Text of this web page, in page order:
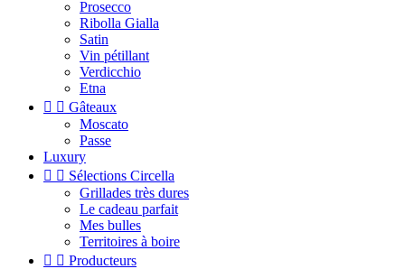
Prosecco
Ribolla Gialla
Satin
Vin pétillant
Verdicchio
Etna
  Gâteaux
Moscato
Passe
Luxury
  Sélections Circella
Grillades très dures
Le cadeau parfait
Mes bulles
Territoires à boire
  Producteurs